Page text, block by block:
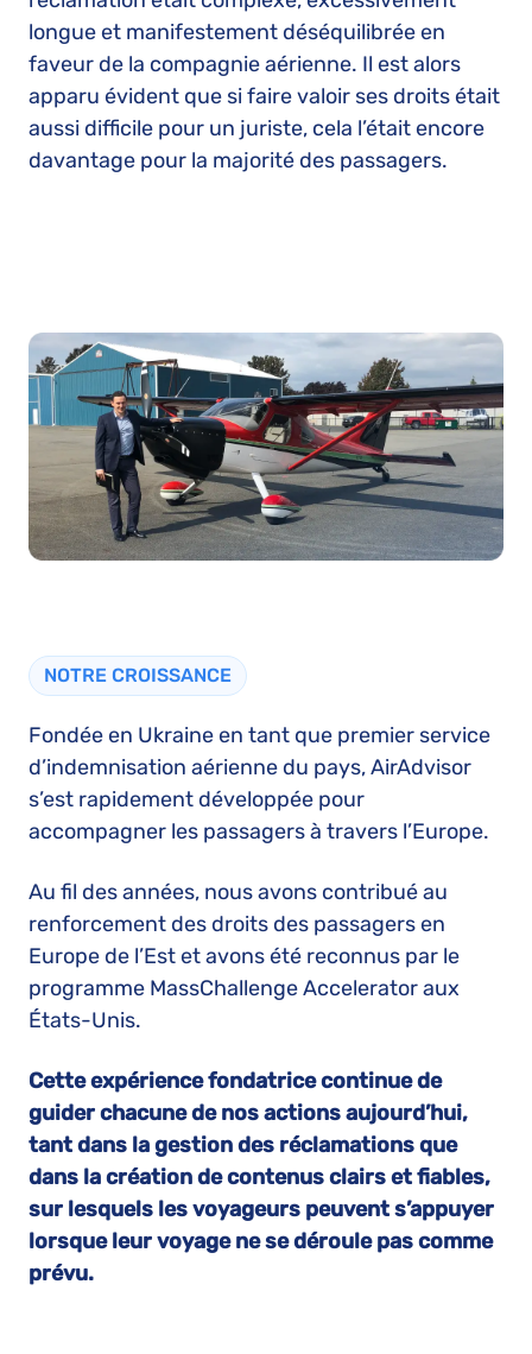
longue et manifestement déséquilibrée en
faveur de la compagnie aérienne. Il est alors
apparu évident que si faire valoir ses droits était
aussi difficile pour un juriste, cela l’était encore
davantage pour la majorité des passagers.
NOTRE CROISSANCE
Fondée en Ukraine en tant que premier service
d’indemnisation aérienne du pays, AirAdvisor
s’est rapidement développée pour
accompagner les passagers à travers l’Europe.
Au fil des années, nous avons contribué au
renforcement des droits des passagers en
Europe de l’Est et avons été reconnus par le
programme MassChallenge Accelerator aux
États-Unis.
Cette expérience fondatrice continue de
guider chacune de nos actions aujourd’hui,
tant dans la gestion des réclamations que
dans la création de contenus clairs et fiables,
sur lesquels les voyageurs peuvent s’appuyer
lorsque leur voyage ne se déroule pas comme
prévu.